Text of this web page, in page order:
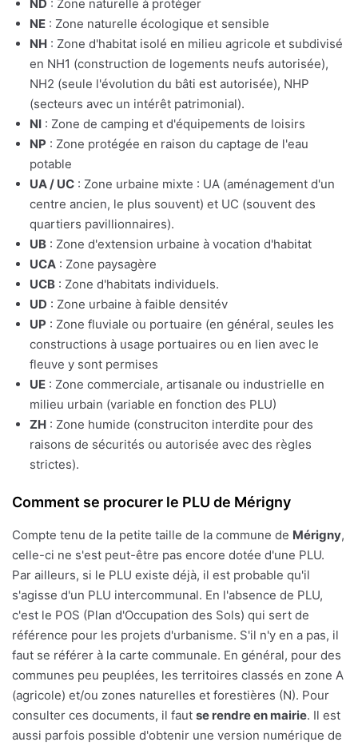
ND : Zone naturelle à protéger
NE : Zone naturelle écologique et sensible
NH : Zone d'habitat isolé en milieu agricole et subdivisé
en NH1 (construction de logements neufs autorisée),
NH2 (seule l'évolution du bâti est autorisée), NHP
(secteurs avec un intérêt patrimonial).
NI : Zone de camping et d'équipements de loisirs
NP : Zone protégée en raison du captage de l'eau
potable
UA / UC : Zone urbaine mixte : UA (aménagement d'un
centre ancien, le plus souvent) et UC (souvent des
quartiers pavillionnaires).
UB : Zone d'extension urbaine à vocation d'habitat
UCA : Zone paysagère
UCB : Zone d'habitats individuels.
UD : Zone urbaine à faible densitév
UP : Zone fluviale ou portuaire (en général, seules les
constructions à usage portuaires ou en lien avec le
fleuve y sont permises
UE : Zone commerciale, artisanale ou industrielle en
milieu urbain (variable en fonction des PLU)
ZH : Zone humide (construciton interdite pour des
raisons de sécurités ou autorisée avec des règles
strictes).
Comment se procurer le PLU de Mérigny
Compte tenu de la petite taille de la commune de Mérigny,
celle-ci ne s'est peut-être pas encore dotée d'une PLU.
Par ailleurs, si le PLU existe déjà, il est probable qu'il
s'agisse d'un PLU intercommunal. En l'absence de PLU,
c'est le POS (Plan d'Occupation des Sols) qui sert de
référence pour les projets d'urbanisme. S'il n'y en a pas, il
faut se référer à la carte communale. En général, pour des
communes peu peuplées, les territoires classés en zone A
(agricole) et/ou zones naturelles et forestières (N). Pour
consulter ces documents, il faut se rendre en mairie. Il est
aussi parfois possible d'obtenir une version numérique de